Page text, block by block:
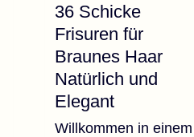
36 Schicke
Frisuren für
Braunes Haar
Natürlich und
Elegant
Willkommen in einem